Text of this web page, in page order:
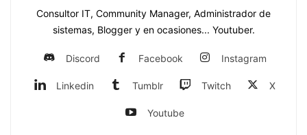
Consultor IT, Community Manager, Administrador de
sistemas, Blogger y en ocasiones... Youtuber.
Discord Facebook Instagram
Linkedin Tumblr Twitch X
Youtube